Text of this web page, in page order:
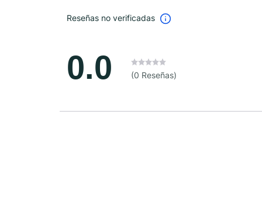
Reseñas no verificadas
0.0 (0 Reseñas)